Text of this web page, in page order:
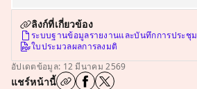
ลิงก์ที่เกี่ยวข้อง
ระบบฐานข้อมูลรายงานและบันทึกการประชุม
ใบประมวลผลการลงมติ
อัปเดตข้อมูล: 12 มีนาคม 2569
แชร์หน้านี้